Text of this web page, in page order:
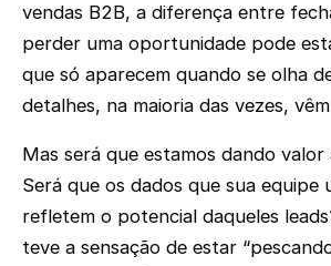
vendas B2B, a diferença entre
perder uma oportunidade pode
que só aparecem quando se olha
detalhes, na maioria das vezes,
Mas será que estamos dando
Será que os dados que sua equipe
refletem o potencial daqueles
teve a sensação de estar